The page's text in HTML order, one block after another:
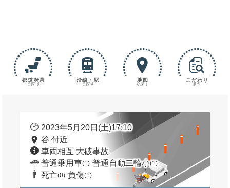
都道府県
で探す
沿線・駅
で探す
地図
で探す
こだわり
条件
2023年5月20日(土)17:10
谷 付近
車両相互 大破事故
普通乗用車(1) 普通自動二輪小(1)
死亡(0) 負傷(1)